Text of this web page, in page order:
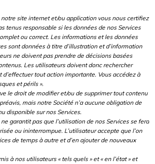
notre site internet et/ou application vous nous certifiez
tenus responsable si les données de nos Services
ou correct. Les informations et les données
sont données à titre d’illustration et d’information
ne doivent pas prendre de décisions basées
Les utilisateurs doivent donc rechercher
d’effectuer tout action importante. Vous accédez à
et périls ».
le droit de modifier et/ou de supprimer tout contenu
mais notre Société n’a aucune obligation de
disponible sur nos Services.
garantit pas que l’utilisation de nos Services se fera
ou ininterrompue. L’utilisateur accepte que l’on
de temps à autre et d’en ajouter de nouveaux
à nos utilisateurs « tels quels » et « en l’état » et